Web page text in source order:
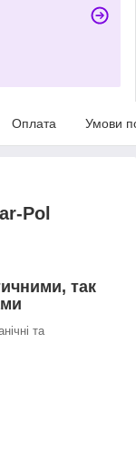
Оплата Умови
Pol
так
та